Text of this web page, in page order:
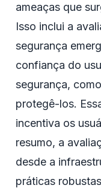
ameaças que
Isso inclui a
segurança
confiança do
segurança,
protegê-los.
incentiva os
resumo, a
desde a
práticas